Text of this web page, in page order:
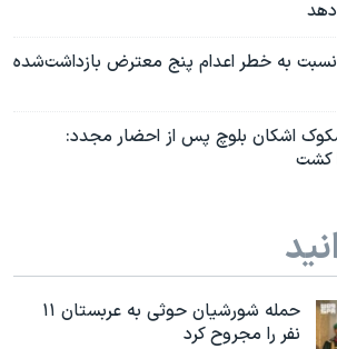
نسبت به خطر اعدام پنج معترض بازداشت‌شده
اشکان بلوچ پس از احضار مجدد:
کشت
حمله شورشیان حوثی به عربستان ۱۱
نفر را مجروح کرد